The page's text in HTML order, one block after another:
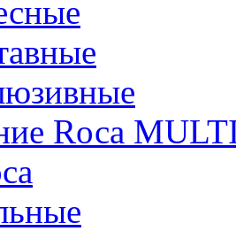
Rоса